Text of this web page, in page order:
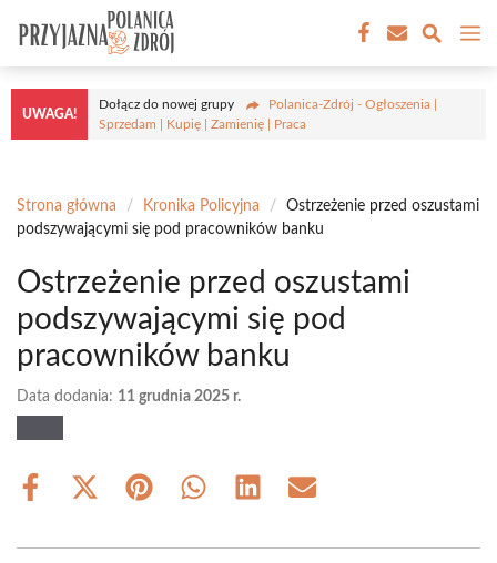
treści
UWAGA!
Dołącz do nowej grupy
Polanica-Zdrój - Ogłoszenia |
Sprzedam | Kupię | Zamienię | Praca
Strona główna / Kronika Policyjna /
Ostrzeżenie przed oszustami
podszywającymi się pod pracowników banku
Ostrzeżenie przed oszustami
podszywającymi się pod
pracowników banku
Data dodania: 11 grudnia 2025 r.
Share
Share
(Twitter)
Share Share Share Share